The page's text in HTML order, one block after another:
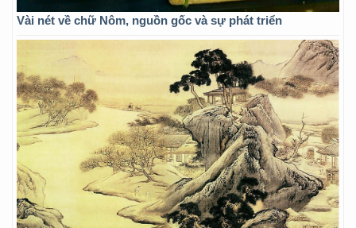
Vài nét về chữ Nôm, nguồn gốc và sự phát triển